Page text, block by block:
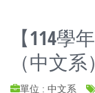
【114
（中文系
單位 : 中文系